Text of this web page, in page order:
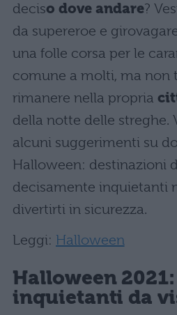
deciso dove andare?
da supereroe e
una folle corsa per le
comune a molti, ma non
rimanere nella propria
della notte delle streghe.
alcuni suggerimenti su
Halloween: destinazioni
decisamente inquietanti
divertirti in sicurezza.
Leggi: Halloween
Halloween
inquietanti da